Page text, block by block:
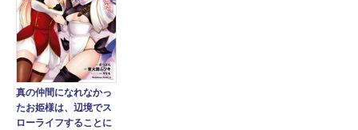
真の仲間になれなかっ
たお姫様は、辺境でス
ローライフすることに